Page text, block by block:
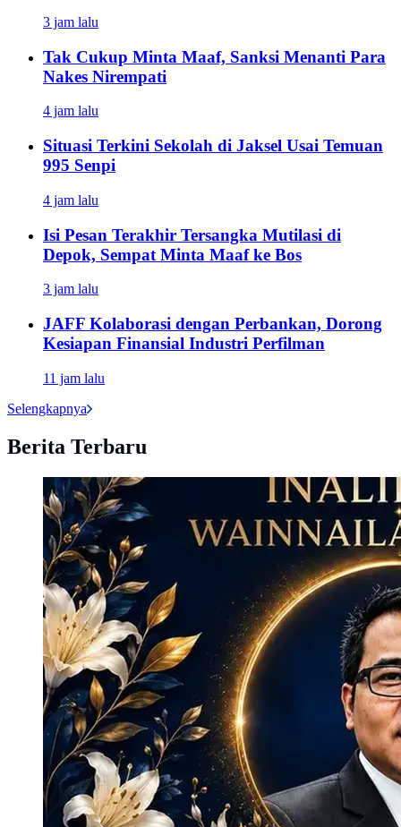
3 jam lalu
Tak Cukup Minta Maaf, Sanksi Menanti Para
Nakes Nirempati
4 jam lalu
Situasi Terkini Sekolah di Jaksel Usai Temuan
995 Senpi
4 jam lalu
Isi Pesan Terakhir Tersangka Mutilasi di
Depok, Sempat Minta Maaf ke Bos
3 jam lalu
JAFF Kolaborasi dengan Perbankan, Dorong
Kesiapan Finansial Industri Perfilman
11 jam lalu
Selengkapnya
Berita Terbaru